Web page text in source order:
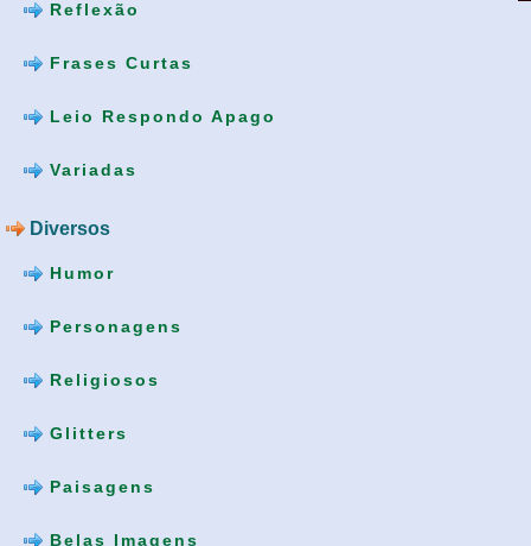
Reflexão
Frases Curtas
Leio Respondo Apago
Variadas
Diversos
Humor
Personagens
Religiosos
Glitters
Paisagens
Belas Imagens